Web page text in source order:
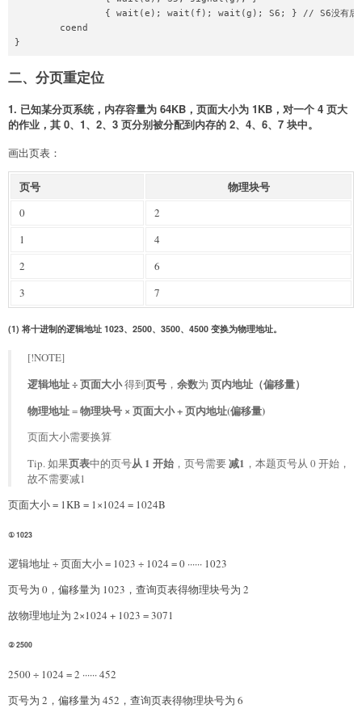
二、分页重定位
1. 已知某分页系统，内存容量为 64KB，页面大小为 1KB，对一个 4 页大
的作业，其 0、1、2、3 页分别被分配到内存的 2、4、6、7 块中。
画出页表：
页号 物理块号
0
2
1
4
2
6
3
7
(1) 将十进制的逻辑地址 1023、2500、3500、4500 变换为物理地址。
[!NOTE]
逻辑地址 ÷ 页面大小得到页号， 余数为 页内地址（偏移量）
物理地址=物理块号 × 页面大小 + 页内地址(偏移量)
页面大小需要换算
Tip. 如果页表中的页号从 1 开始，页号需要减1 ，本题页号从 0 开始，
故不需要减1
页面大小 = 1KB = 1×1024 = 1024B
① 1023
逻辑地址 ÷ 页面大小 = 1023 ÷ 1024 = 0 ······ 1023
页号为 0，偏移量为 1023，查询页表得物理块号为 2
故物理地址为 2×1024 + 1023 = 3071
② 2500
2500 ÷ 1024 = 2 ······ 452
页号为 2，偏移量为 452，查询页表得物理块号为 6